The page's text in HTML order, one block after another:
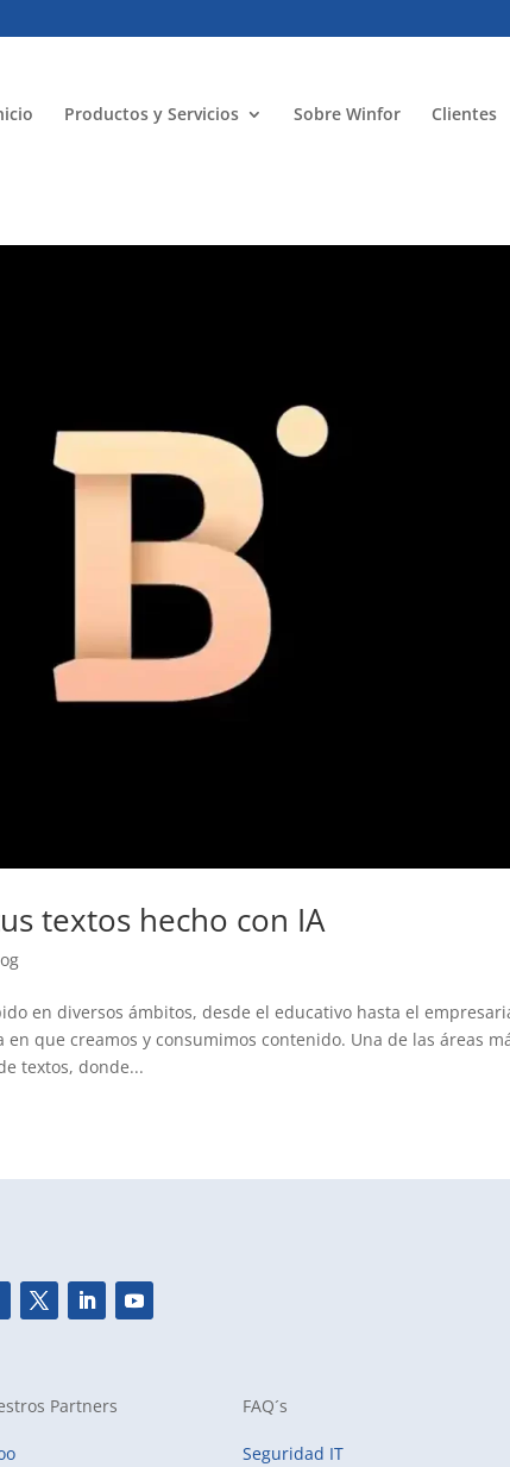
Productos y Servicios Sobre Winfor Clientes
textos hecho con IA
en diversos ámbitos, desde el educativo hasta el
que creamos y consumimos contenido. Una de las áreas
textos, donde...
Partners FAQ´s
Seguridad IT